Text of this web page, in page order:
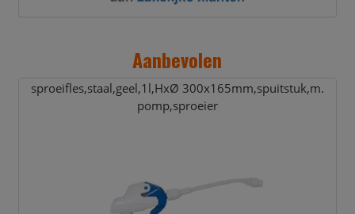
Aanbevolen
sproeifles,staal,geel,1l,HxØ 300x165mm,spuitstuk,m.
pomp,sproeier